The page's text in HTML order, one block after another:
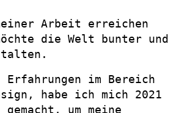
Arbeit erreichen
die Welt bunter und
im Bereich
habe ich mich 2021
um meine